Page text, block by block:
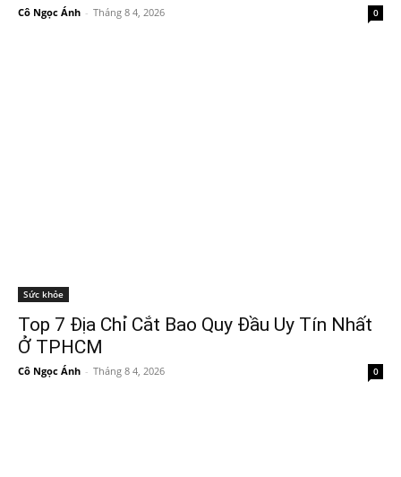
Cô Ngọc Ánh - Tháng 8 4, 2026 0
Sức khỏe
Top 7 Địa Chỉ Cắt Bao Quy Đầu Uy Tín Nhất
Ở TPHCM
Cô Ngọc Ánh - Tháng 8 4, 2026 0